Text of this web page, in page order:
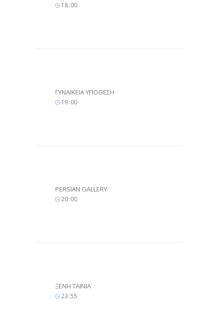
18:00
ΓΥΝΑΙΚΕΙΑ ΥΠΟΘΕΣΗ
19:00
PERSIAN GALLERY
20:00
ΞΕΝΗ ΤΑΙΝΙΑ
23:55